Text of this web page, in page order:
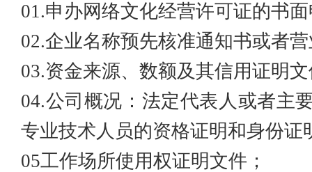
01.申办网络文化经营许可证的书
02.企业名称预先核准通知书或者
03.资金来源、数额及其信用证明
04.公司概况：法定代表人或者主
专业技术人员的资格证明和身份证
05工作场所使用权证明文件；